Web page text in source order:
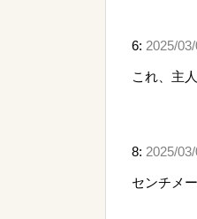
6: 2025/
これ、主
8: 2025/
センチメ